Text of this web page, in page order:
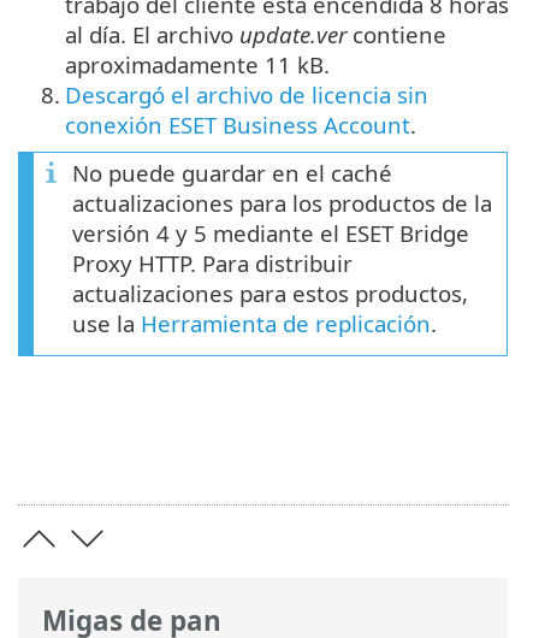
Migas de pan
al día. El archivo update.vercontiene
aproximadamente 11 kB.
8. Descargó el archivo de licencia sin
conexión ESET Business Account.
No puede guardar en el caché
actualizaciones para los productos de la
versión 4 y 5 mediante el ESET Bridge
Proxy HTTP. Para distribuir
actualizaciones para estos productos,
use la Herramienta de replicación.